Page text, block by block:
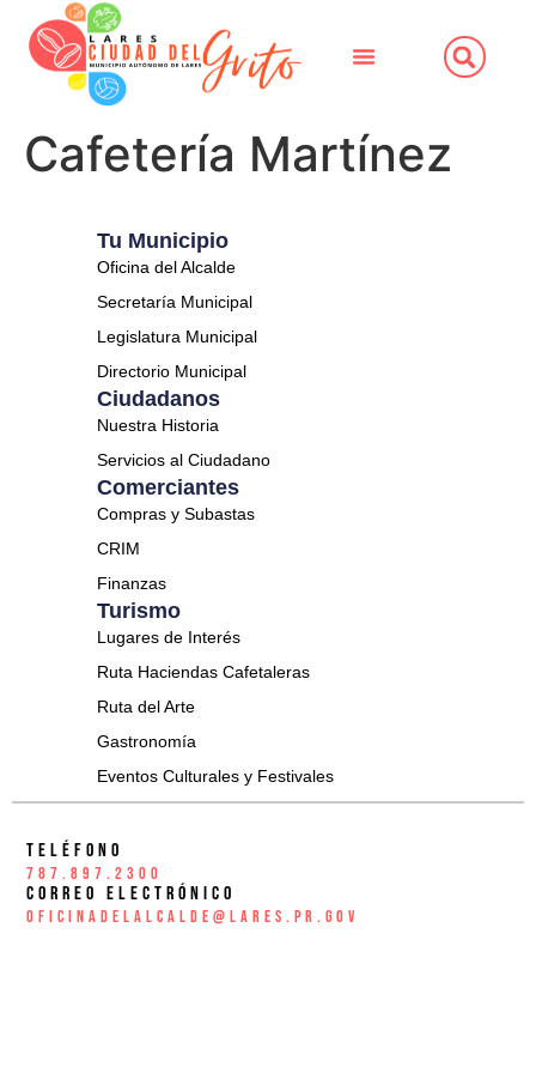
Cafetería Martínez
Tu Municipio
Oficina del Alcalde
Secretaría Municipal
Legislatura Municipal
Directorio Municipal
Ciudadanos
Nuestra Historia
Servicios al Ciudadano
Comerciantes
Compras y Subastas
CRIM
Finanzas
Turismo
Lugares de Interés
Ruta Haciendas Cafetaleras
Ruta del Arte
Gastronomía
Eventos Culturales y Festivales
Teléfono
787.897.2300
Correo Electrónico
oficinadelalcalde@lares.pr.gov